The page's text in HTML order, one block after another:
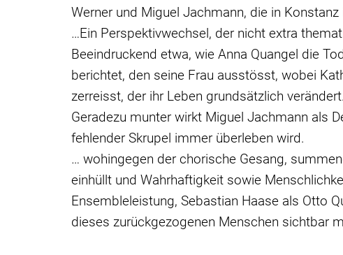
Werner und Miguel Jachmann, die in
…Ein Perspektivwechsel, der nicht extra
Beeindruckend etwa, wie Anna Quangel die
berichtet, den seine Frau ausstösst, wobei
zerreisst, der ihr Leben grundsätzlich verändert.
Geradezu munter wirkt Miguel Jachmann als
fehlender Skrupel immer überleben wird.
… wohingegen der chorische Gesang,
einhüllt und Wahrhaftigkeit sowie
Ensembleleistung, Sebastian Haase als Otto
dieses zurückgezogenen Menschen sichtbar